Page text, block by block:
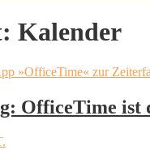
Kalender
OfficeTime ist